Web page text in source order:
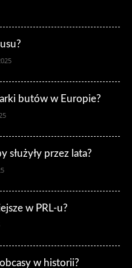
butów w Europie?
służyły przez lata?
w PRL-u?
w historii?